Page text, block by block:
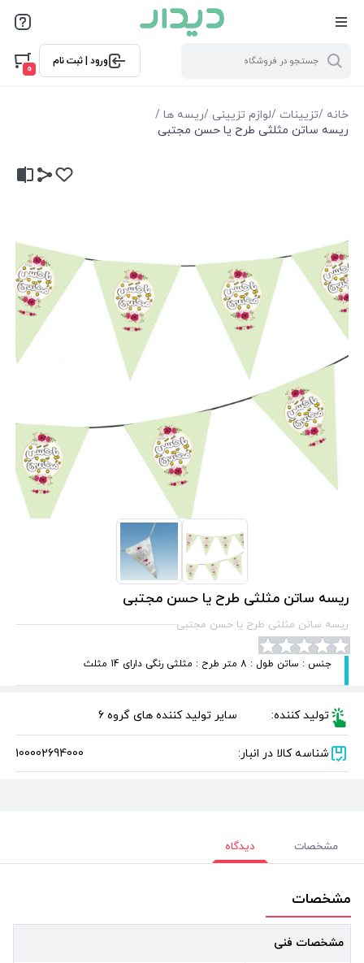
ورود | ثبت نام
0
خانه /تزیینات /لوازم تزیینی /ریسه ها /
ریسه ساتن مثلثی طرح یا حسن مجتبی
ریسه ساتن مثلثی طرح یا حسن مجتبی
ریسه ساتن مثلثی طرح یا حسن مجتبی
جنس : ساتن طول : 8 متر طرح : مثلثی رنگی دارای 14 مثلث
تولید کننده: سایر تولید کننده های گروه 6
شناسه کالا در انبار: 100002694000
مشخصات دیدگاه
مشخصات
مشخصات فنی